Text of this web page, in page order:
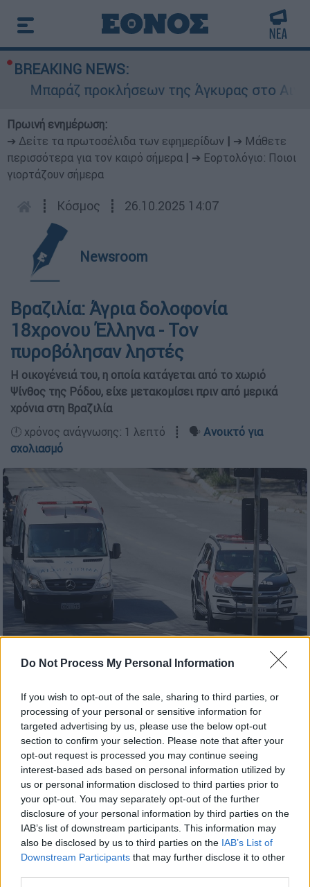
Do Not Process My Personal Information
If you wish to opt-out of the sale, sharing to third parties, or
processing of your personal or sensitive information for
targeted advertising by us, please use the below opt-out
section to confirm your selection. Please note that after your
opt-out request is processed you may continue seeing
interest-based ads based on personal information utilized by
us or personal information disclosed to third parties prior to
your opt-out. You may separately opt-out of the further
disclosure of your personal information by third parties on the
IAB’s list of downstream participants. This information may
also be disclosed by us to third parties on the IAB’s List of
Downstream Participants that may further disclose it to other
BREAKING NEWS:
Μπαράζ προκλήσεων της Άγκυρας στο Αιγαίο:
Πρωινή ενημέρωση:
➔ Δείτε τα πρωτοσέλιδα των εφημερίδων
➔ Μάθετε
περισσότερα για τον καιρό σήμερα
➔ Εορτολόγιο: Ποιοι
γιορτάζουν σήμερα
┋ Κόσμος ┋ 26.10.2025 14:07
Newsroom
Βραζιλία: Άγρια δολοφονία
18χρονου Έλληνα - Τον
πυροβόλησαν ληστές
Η οικογένειά του, η οποία κατάγεται από το χωριό
Ψίνθος της Ρόδου, είχε μετακομίσει πριν από μερικά
χρόνια στη Βραζιλία
🕛 χρόνος ανάγνωσης: 1 λεπτό ┋ 🗣️ Ανοικτό για
σχολιασμό
Προσθέστε το ΕΘΝΟΣ στη Google
Θλίψη στηΡόδο για τηδολοφονία ενός
18χρονουΡοδίτη, ο οποίοςέπεσε νεκρός
από σφαίρες ληστών στη Βραζιλία, την ώρα
που εργαζόταν σε εστιατόριο.
Η οικογένειά του, η οποία κατάγεται από το
χωριό Ψίνθος της Ρόδου, είχε μετακομίσει
πριν από μερικά χρόνια στη Βραζιλία για
λόγους εργασίας.